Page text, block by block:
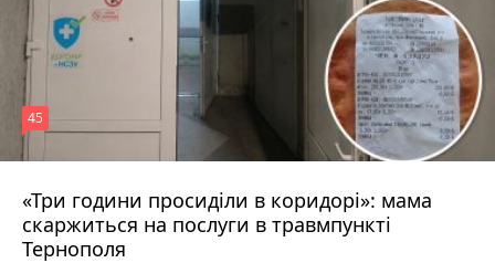
«Три години просиділи в коридорі»: мама
скаржиться на послуги в травмпункті
Тернополя
45
Вчора о 13:05